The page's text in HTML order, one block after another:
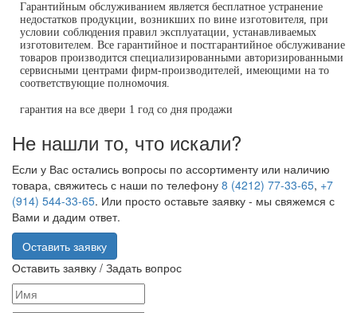
Гарантийным обслуживанием является бесплатное устранение
недостатков продукции, возникших по вине изготовителя, при
условии соблюдения правил эксплуатации, устанавливаемых
изготовителем. Все гарантийное и постгарантийное обслуживание
товаров производится специализированными авторизированными
сервисными центрами фирм-производителей, имеющими на то
соответствующие полномочия.
гарантия на все двери 1 год со дня продажи
Не нашли то, что искали?
Если у Вас остались вопросы по ассортименту или наличию
товара, свяжитесь с наши по телефону 8 (4212) 77-33-65, +7
(914) 544-33-65. Или просто оставьте заявку - мы свяжемся с
Вами и дадим ответ.
Оставить заявку
Оставить заявку / Задать вопрос